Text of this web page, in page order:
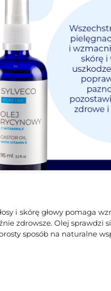
i skórę głowy pomaga
zdrowsze. Olej sprawdzi
sposób na naturalne